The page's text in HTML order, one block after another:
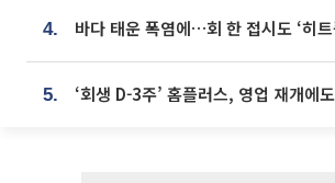
4. 바다 태운 폭염에…회 한 접시도 ‘히트
5.